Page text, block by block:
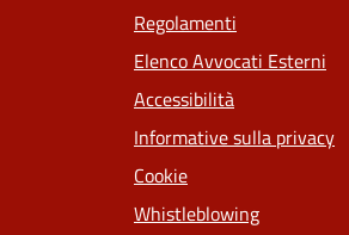
Regolamenti
Elenco Avvocati Esterni
Accessibilità
Informative sulla privacy
Cookie
Whistleblowing